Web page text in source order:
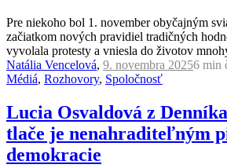
Pre niekoho bol 1. november obyčajným
začiatkom nových pravidiel tradičných
vyvolala protesty a vniesla do životov
Natália Vencelová, 9. novembra 20256 min
Médiá, Rozhovory, Spoločnosť
Lucia Osvaldová z
tlače je nenahraditeľným
demokracie